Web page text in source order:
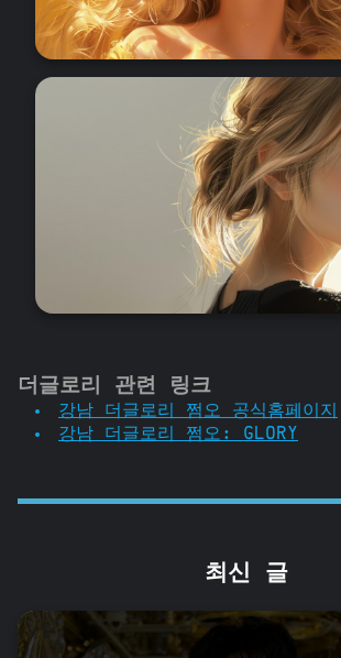
더글로리 관련 링크
강남 더글로리 쩜오 공식홈페이지
강남 더글로리 쩜오: GLORY
최신 글